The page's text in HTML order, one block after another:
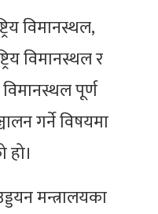
विमानस्थल,
विमानस्थल र
विमानस्थल पूर्ण
गर्ने विषयमा
मन्त्रालयका